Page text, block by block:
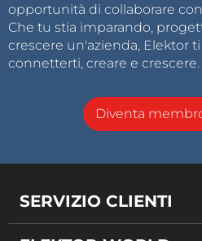
opportunità di collaborare
Che tu stia imparando,
crescere un'azienda, Elektor
connetterti, creare e crescere.
Diventa
SERVIZIO CLIENTI